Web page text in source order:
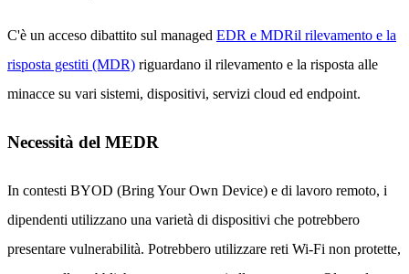
C'è un acceso dibattito sul managed EDR e MDRil rilevamento e la
risposta gestiti (MDR) riguardano il rilevamento e la risposta alle
minacce su vari sistemi, dispositivi, servizi cloud ed endpoint.
Necessità del MEDR
In contesti BYOD (Bring Your Own Device) e di lavoro remoto, i
dipendenti utilizzano una varietà di dispositivi che potrebbero
presentare vulnerabilità. Potrebbero utilizzare reti Wi-Fi non protette,